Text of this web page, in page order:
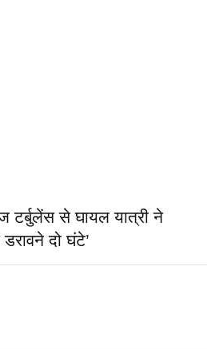
से घायल यात्री ने
दो घंटे’